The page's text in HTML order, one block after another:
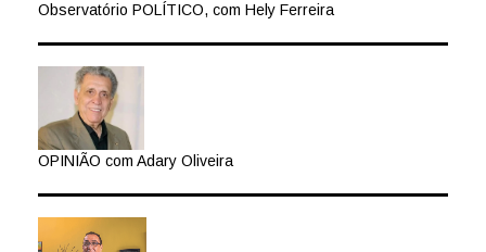
Observatório POLÍTICO, com Hely Ferreira
OPINIÃO com Adary Oliveira